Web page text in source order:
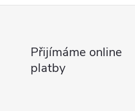
Přijímáme online
platby